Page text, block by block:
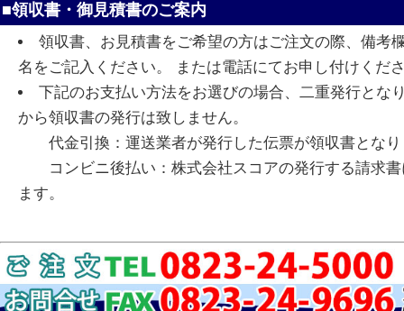
■領収書・御見積書のご案内
領収書、お見積書をご希望の方はご注文の際、備考
名をご記入ください。 または電話にてお申し付けくだ
下記のお支払い方法をお選びの場合、二重発行とな
から領収書の発行は致しません。
代金引換：運送業者が発行した伝票が領収書となり
コンビニ後払い：株式会社スコアの発行する請求書
ます。